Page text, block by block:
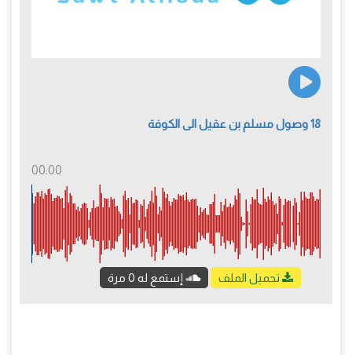
18 وصول مسلم بن عقيل الى الكوفة
00:00
تحميل الملف إستمع له 0 مرة